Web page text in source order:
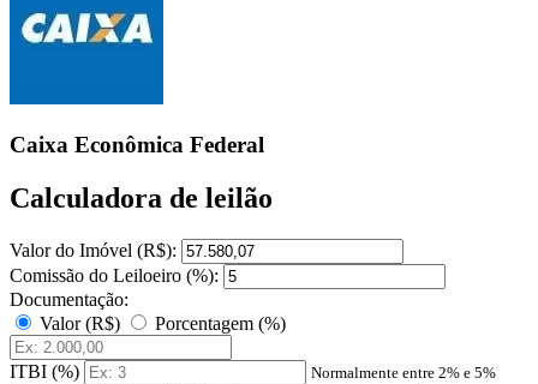
Caixa Econômica Federal
Calculadora de leilão
Valor do Imóvel (R$):
Comissão do Leiloeiro (%):
Documentação:
Valor (R$)
Porcentagem (%)
ITBI (%) Normalmente entre 2% e 5%